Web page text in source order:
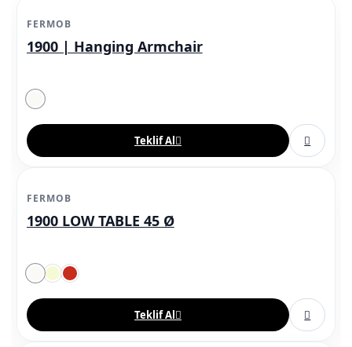
FERMOB
1900 | Hanging Armchair
Teklif Al
FERMOB
1900 LOW TABLE 45 Ø
Teklif Al